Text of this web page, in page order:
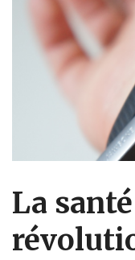
La